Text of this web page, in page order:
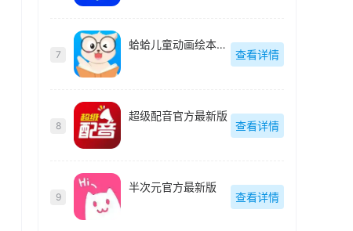
7
蛤蛤儿童动画绘本最新版
查看详情
8
超级配音官方最新版
查看详情
9
半次元官方最新版
查看详情